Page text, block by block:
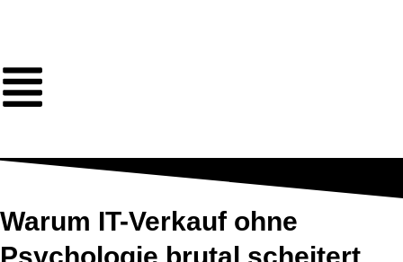
Warum IT-Verkauf ohne
Psychologie brutal scheitert